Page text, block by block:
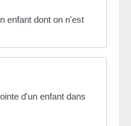
enfant dont on n'est
d'un enfant dans